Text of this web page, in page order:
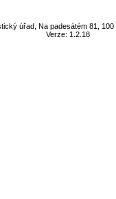
úřad, Na padesátém 81,
Verze: 1.2.18